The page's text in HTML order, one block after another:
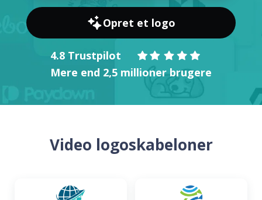
Opret et logo
4.8 Trustpilot
Mere end 2,5 millioner brugere
Video logoskabeloner